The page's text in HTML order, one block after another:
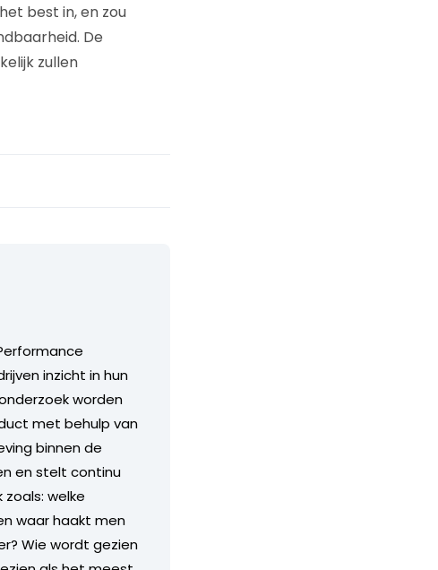
best in, en zou
De
zullen
inzicht in hun
worden
met behulp van
binnen de
en stelt continu
welke
waar haakt men
Wie wordt gezien